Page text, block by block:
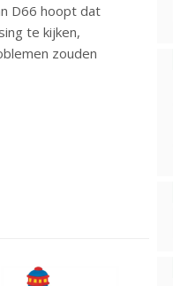
D66 hoopt dat
te kijken,
zouden